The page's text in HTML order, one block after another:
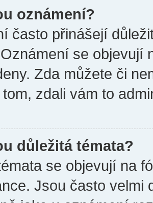
oznámení?
často přinášejí
se objevují
Zda můžete či
zdali vám to
důležitá témata?
se objevují na
Jsou často velmi